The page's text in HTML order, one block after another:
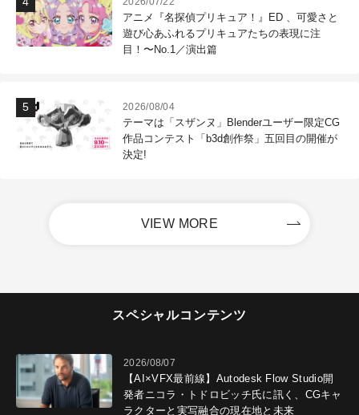
アニメ『名探偵プリキュア！』ED 、可愛さと
遊び心あふれるプリキュアたちの表現に注
目！〜No.1／演出篇
2026/08/04
テーマは「スザンヌ」Blenderユーザー限定CG
作品コンテスト「b3d創作祭」五回目の開催が
決定!
VIEW MORE
スペシャルコンテンツ
2026/08/07
【AI×VFX最前線】Autodesk Flow Studio開
発者ニコラ・トドロビッチ氏に訊く、CGキャ
ラクターと実写融合の現在地と未来